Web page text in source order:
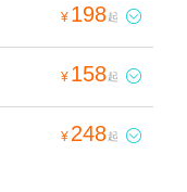
¥ 198起 
¥ 158起 
¥ 248起 